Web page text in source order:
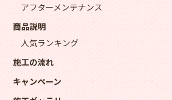
アフターメンテナンス
商品説明
人気ランキング
施工の流れ
キャンペーン